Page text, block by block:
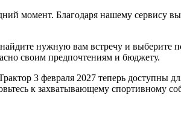
момент. Благодаря нашему сервису
нужную вам встречу и выберите
своим предпочтениям и бюджету.
3 февраля 2027 теперь доступны
к захватывающему спортивному